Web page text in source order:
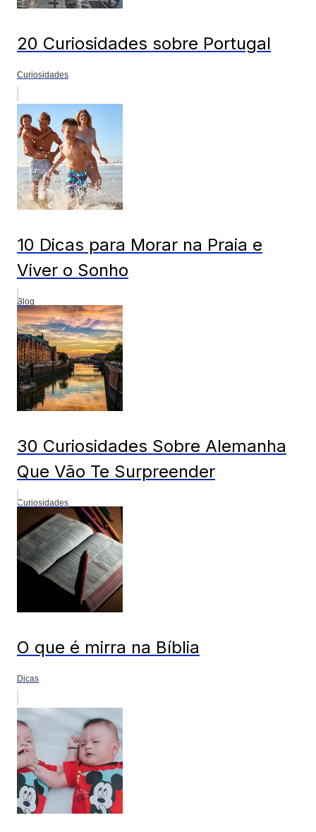
20 Curiosidades sobre Portugal
Curiosidades
10 Dicas para Morar na Praia e
Viver o Sonho
Blog
30 Curiosidades Sobre Alemanha
Que Vão Te Surpreender
Curiosidades
O que é mirra na Bíblia
Dicas